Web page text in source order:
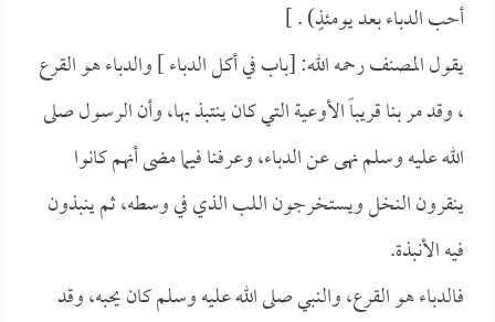
أحب الدباء بعد يومئذٍ) . ]
يقول المصنف رحمه الله: [باب في أكل الدباء ] والدباء هو القرع
، وقد مر بنا قريباً الأوعية التي كان ينتبذ بها، وأن الرسول صلى
الله عليه وسلم نهى عن الدباء، وعرفنا فيما مضى أنهم كانوا
ينقرون النخل ويستخرجون اللب الذي في وسطه، ثم ينبذون
فيه الأنبذة.
فالدباء هو القرع، والنبي صلى الله عليه وسلم كان يحبه، وقد